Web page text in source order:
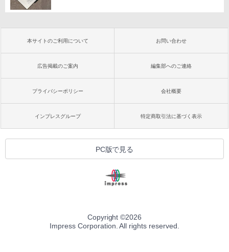
本サイトのご利用について お問い合わせ
広告掲載のご案内 編集部へのご連絡
プライバシーポリシー 会社概要
インプレスグループ 特定商取引法に基づく表示
PC版で見る
Copyright ©2026
Impress Corporation. All rights reserved.